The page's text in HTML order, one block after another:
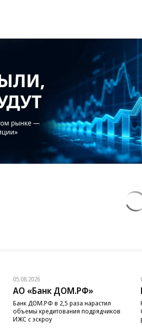
05.08.2026
АО «Банк ДОМ.РФ»
Банк ДОМ.РФ в 2,5 раза нарастил
объемы кредитования подрядчиков
ИЖС с эскроу